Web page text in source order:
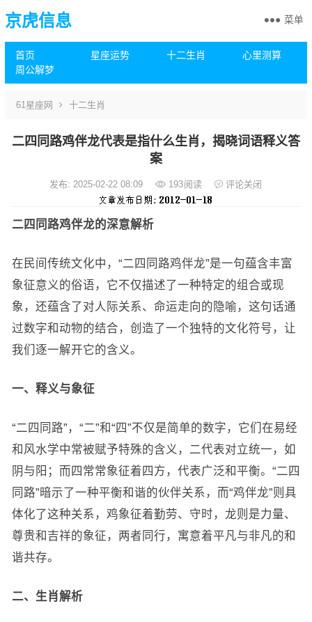
京虎信息
首页 星座运势 十二生肖
心里测算
周公解梦
菜单
61星座网 十二生肖
二四同路鸡伴龙代表是指什么生肖，揭晓词语释义答
案
发布: 2025-02-22 08:09 193阅读 评论关闭
二四同路鸡伴龙的深意解析
在民间传统文化中，“二四同路鸡伴龙”是一句蕴含丰富
象征意义的俗语，它不仅描述了一种特定的组合或现
象，还蕴含了对人际关系、命运走向的隐喻，这句话通
过数字和动物的结合，创造了一个独特的文化符号，让
我们逐一解开它的含义。
一、释义与象征
“二四同路”，“二”和“四”不仅是简单的数字，它们在易经
和风水学中常被赋予特殊的含义，二代表对立统一，如
阴与阳；而四常常象征着四方，代表广泛和平衡。“二四
同路”暗示了一种平衡和谐的伙伴关系，而“鸡伴龙”则具
体化了这种关系，鸡象征着勤劳、守时，龙则是力量、
尊贵和吉祥的象征，两者同行，寓意着平凡与非凡的和
谐共存。
二、生肖解析